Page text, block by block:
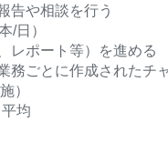
告や相談を行う
/日）
レポート等）を進める
務ごとに作成されたチ
）
均